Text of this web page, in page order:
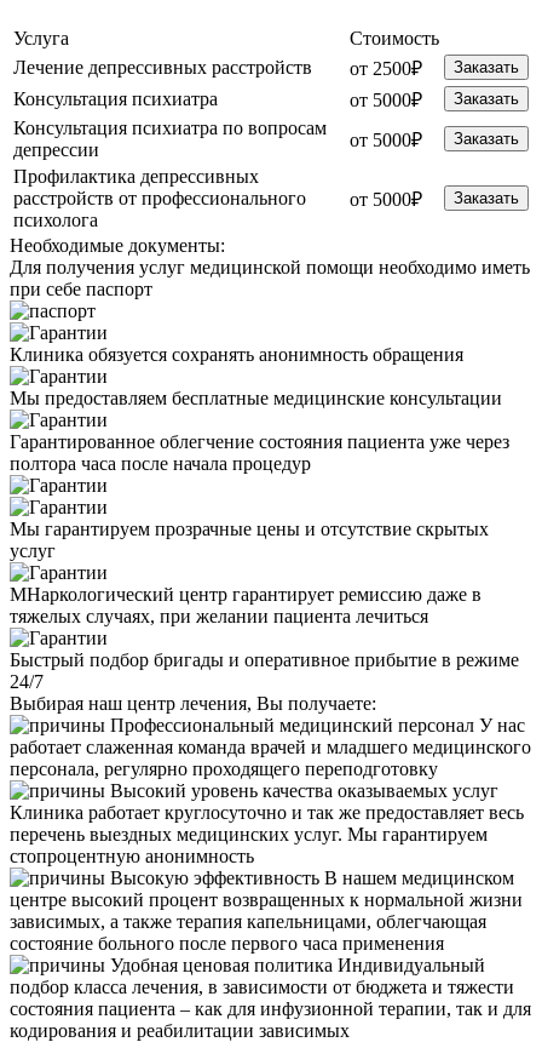
Услуга
Стоимость
Лечение депрессивных расстройств
от 2500₽ Заказать
Консультация психиатра от 5000₽ Заказать
Консультация психиатра по вопросам
депрессии
от 5000₽ Заказать
Профилактика депрессивных
расстройств от профессионального
психолога
от 5000₽ Заказать
Необходимые документы:
Для получения услуг медицинской помощи необходимо иметь
при себе паспорт
Клиника обязуется сохранять анонимность обращения
Мы предоставляем бесплатные медицинские консультации
Гарантированное облегчение состояния пациента уже через
полтора часа после начала процедур
Мы гарантируем прозрачные цены и отсутствие скрытых
услуг
МНаркологический центр гарантирует ремиссию даже в
тяжелых случаях, при желании пациента лечиться
Быстрый подбор бригады и оперативное прибытие в режиме
24/7
Выбирая наш центр лечения, Вы получаете:
Профессиональный медицинский персонал У нас
работает слаженная команда врачей и младшего медицинского
персонала, регулярно проходящего переподготовку
Высокий уровень качества оказываемых услуг
Клиника работает круглосуточно и так же предоставляет весь
перечень выездных медицинских услуг. Мы гарантируем
стопроцентную анонимность
Высокую эффективность В нашем медицинском
центре высокий процент возвращенных к нормальной жизни
зависимых, а также терапия капельницами, облегчающая
состояние больного после первого часа применения
Удобная ценовая политика Индивидуальный
подбор класса лечения, в зависимости от бюджета и тяжести
состояния пациента – как для инфузионной терапии, так и для
кодирования и реабилитации зависимых